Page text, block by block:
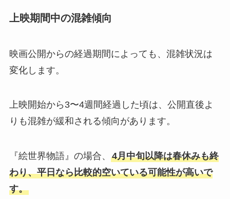
上映期間中の混雑傾向
映画公開からの経過期間によっても、混雑状況は
変化します。
上映開始から3〜4週間経過した頃は、公開直後よ
りも混雑が緩和される傾向があります。
『絵世界物語』の場合、 4月中旬以降は春休みも終
わり、平日なら比較的空いている可能性が高いで
す。